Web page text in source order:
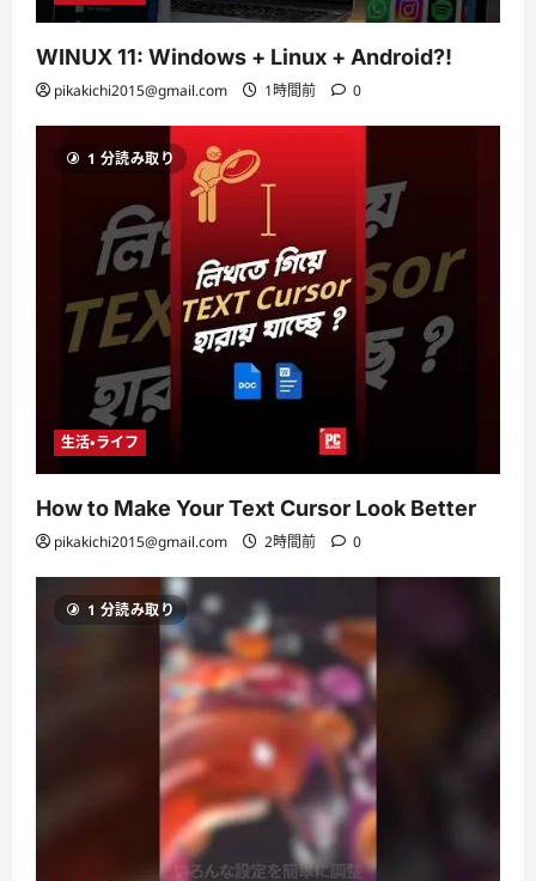
WINUX 11: Windows + Linux + Android?!
pikakichi2015@gmail.com 1時間前 0
1 分読み取り
生活・ライフ
How to Make Your Text Cursor Look Better
pikakichi2015@gmail.com 2時間前 0
1 分読み取り